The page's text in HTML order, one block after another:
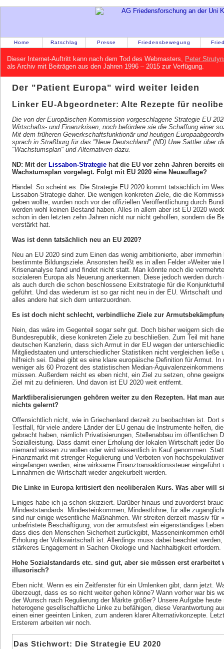
Home Ratschlag Presse Friedensbewegung
Dieser Internet-Auftritt kann nach dem Tod des Webmasters, Peter
als Archiv mit Beiträgen aus den Jahren 1996 – 2015 zur Verfügung.
Der "Patient Europa" wird weiter leiden
Linker EU-Abgeordneter: Alte Rezepte für
Die von der Europäischen Kommission vorgeschlagene Strategie EU
Wirtschafts- und Finanzkrisen, noch befördere sie die Schaffung einer
Mit dem früheren Gewerkschaftsfunktionär und heutigen
sprach in Straßburg für das "Neue Deutschland" (ND) Uwe Sattler über
"Wachstumsplan" und Alternativen dazu.
ND: Mit der Lissabon-Strategiehat die EU vor zehn Jahren bereits
Wachstumsplan vorgelegt. Folgt mit EU 2020 eine Neuauflage?
Händel: So scheint es. Die Strategie EU 2020 kommt tatsächlich im
Lissabon-Strategie daher. Die wenigen konkreten Ziele, die die
geben wollte, wurden noch vor der offiziellen Veröffentlichung durch
werden wohl keinen Bestand haben. Alles in allem aber ist EU 2020
schon in den letzten zehn Jahren nicht nur nicht geholfen, sondern die
verstärkt hat.
Was ist denn tatsächlich neu an EU 2020?
Neu an EU 2020 sind zum Einen das wenig ambitionierte, aber
bestimmte Bildungsziele. Ansonsten heißt es in allen Felder »Weiter
Krisenanalyse fand und findet nicht statt. Man könnte noch die
sozialeren Europa als Neuerung anerkennen. Diese jedoch werden
als auch durch die schon beschlossene Exitstrategie für die
geführt. Und das wiederum ist so gar nicht neu in der EU. Wirtschaft
alles andere hat sich dem unterzuordnen.
Es ist doch nicht schlecht, verbindliche Ziele zur
Nein, das wäre im Gegenteil sogar sehr gut. Doch bisher weigern sich
Bundesrepublik, diese konkreten Ziele zu beschließen. Zum Teil mit
deutschen Kanzlerin, dass sich Armut in der EU wegen der
Mitgliedstaaten und unterschiedlicher Statistiken nicht vergleichen ließe
hilfreich sei. Dabei gibt es eine klare europäische Definition für Armut.
weniger als 60 Prozent des statistischen Median-
müssen. Außerdem reicht es eben nicht, ein Ziel zu setzen, ohne
Ziel mit zu definieren. Und davon ist EU 2020 weit entfernt.
Marktliberalisierungen gehören weiter zu den Rezepten. Hat man
nichts gelernt?
Offensichtlich nicht, wie in Griechenland derzeit zu beobachten ist. Dort
Testfall, für viele andere Länder der EU genau die Instrumente helfen,
gebracht haben, nämlich Privatisierungen, Stellenabbau im öffentlichen
Sozialleistung. Dass damit einer Erholung der lokalen Wirtschaft jeder
niemand wissen zu wollen oder wird wissentlich in Kauf genommen.
Finanzmarkt mit strenger Regulierung und Verboten von
eingefangen werden, eine wirksame Finanztransaktionssteuer
Einnahmen die Wirtschaft wieder angekurbelt werden.
Die Linke in Europa kritisiert den neoliberalen Kurs. Was aber will
Einiges habe ich ja schon skizziert. Darüber hinaus und zuvorderst
Mindeststandards. Mindesteinkommen, Mindestlöhne, für alle
sind nur einige wesentliche Maßnahmen. Wir streiten derzeit massiv für
unbefristete Beschäftigung, von der armutsfest ein eigenständiges
dass dies den Menschen Sicherheit zurückgibt, Masseneinkommen
Erholung der Volkswirtschaft ist. Allerdings muss dabei beachtet
stärkeres Engagement in Sachen Ökologie und Nachhaltigkeit erfordern.
Hohe Sozialstandards etc. sind gut, aber sie müssen erst
illusorisch?
Eben nicht. Wenn es ein Zeitfenster für ein Umlenken gibt, dann jetzt.
überzeugt, dass es so nicht weiter gehen könne? Wann vorher war bis
der Wunsch nach Regulierung der Märkte größer? Unsere Aufgabe
heterogene gesellschaftliche Linke zu befähigen, diese Verantwortung
einen einer geeinten Linken, zum anderen klarer Alternativkonzepte.
Ersterem arbeiten wir noch.
Das Stichwort: Die Strategie EU 2020